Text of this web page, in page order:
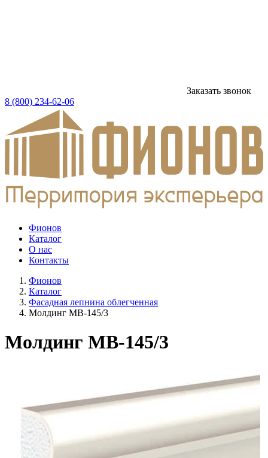
Заказать звонок
8 (800) 234-62-06
Фионов
Каталог
О нас
Контакты
Фионов
Каталог
Фасадная лепнина облегченная
Молдинг МВ-145/3
Молдинг МВ-145/3